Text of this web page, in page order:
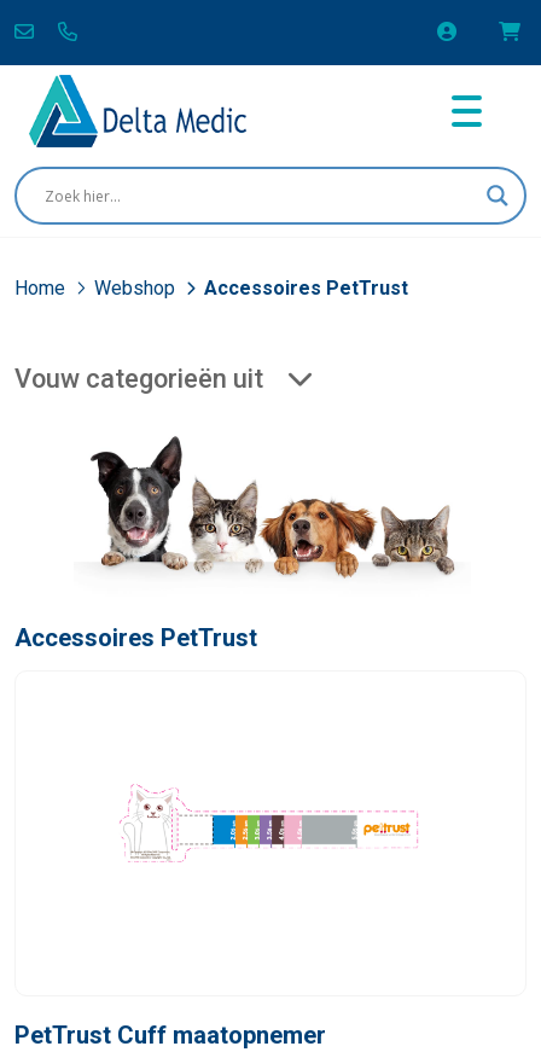
Home Webshop Accessoires PetTrust
Vouw categorieën uit
Accessoires PetTrust
PetTrust Cuff maatopnemer